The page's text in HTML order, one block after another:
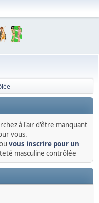
à l'air d'être manquant
vous.
vous inscrire pour un
masculine contrôlée